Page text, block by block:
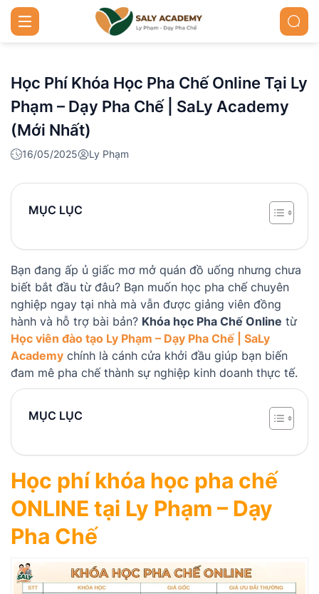
Học Phí Khóa Học Pha Chế Online Tại Ly
Phạm – Dạy Pha Chế | SaLy Academy
(Mới Nhất)
16/05/2025 Ly Phạm
MỤC LỤC
Bạn đang ấp ủ giấc mơ mở quán đồ uống nhưng chưa
biết bắt đầu từ đâu? Bạn muốn học pha chế chuyên
nghiệp ngay tại nhà mà vẫn được giảng viên đồng
hành và hỗ trợ bài bản? Khóa học Pha Chế Online từ
Học viên đào tạo Ly Phạm – Dạy Pha Chế | SaLy
Academy chính là cánh cửa khởi đầu giúp bạn biến
đam mê pha chế thành sự nghiệp kinh doanh thực tế.
MỤC LỤC
Học phí khóa học pha chế
ONLINE tại Ly Phạm – Dạy
Pha Chế